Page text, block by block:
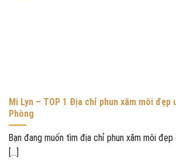
Mi Lyn – TOP 1 Địa chỉ phun xăm môi đẹp
Phòng
Bạn đang muốn tìm địa chỉ phun xăm môi đẹp
[...]